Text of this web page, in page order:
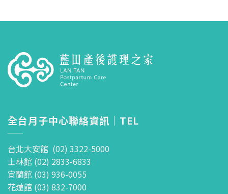
全台月子中心聯絡資訊｜TEL
台北大安館 (02) 3322-5000
士林館 (02) 2833-6833
宜蘭館 (03) 936-0055
花蓮館 (03) 832-7000